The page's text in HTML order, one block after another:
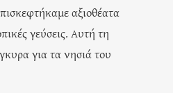
αξιοθέατα
γεύσεις. Αυτή τη
για τα νησιά του